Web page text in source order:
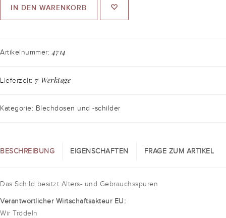
IN DEN WARENKORB
Artikelnummer:4714
Lieferzeit: 7 Werktage
Kategorie: Blechdosen und -schilder
BESCHREIBUNG EIGENSCHAFTEN FRAGE ZUM ARTIKEL
Das Schild besitzt Alters- und Gebrauchsspuren
Verantwortlicher Wirtschaftsakteur EU:
Wir Trödeln